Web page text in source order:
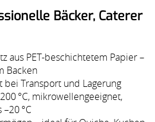
Bäcker, Caterer
aus PET-beschichtetem Papier –
Backen
bei Transport und Lagerung
°C, mikrowellengeeignet,
°C